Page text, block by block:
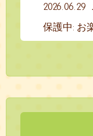
2026.06.29
保護中: お